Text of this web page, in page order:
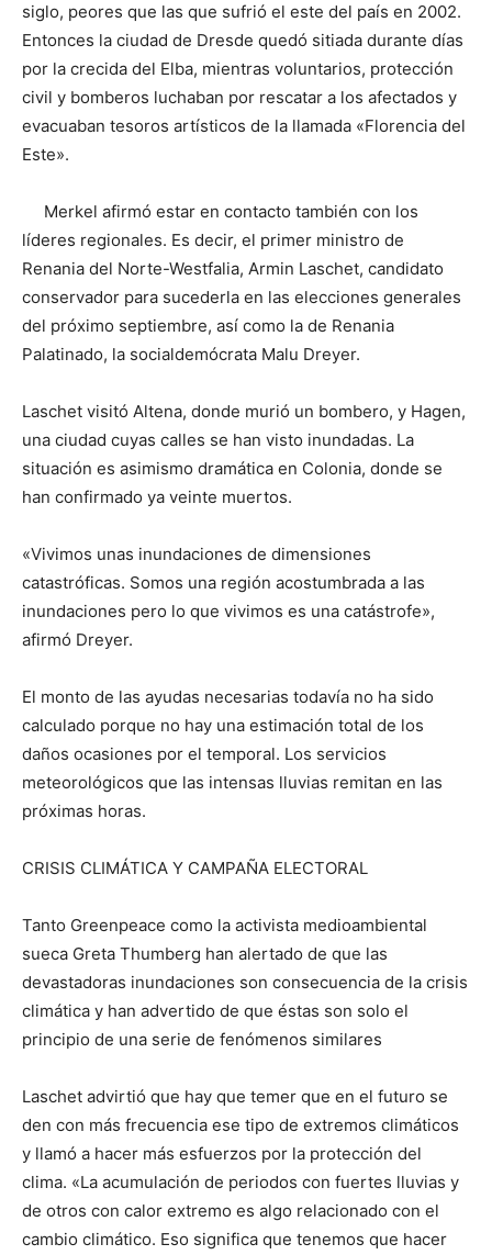
siglo, peores que las que sufrió el este del país en 2002.
Entonces la ciudad de Dresde quedó sitiada durante días
por la crecida del Elba, mientras voluntarios, protección
civil y bomberos luchaban por rescatar a los afectados y
evacuaban tesoros artísticos de la llamada «Florencia del
Este».
Merkel afirmó estar en contacto también con los
líderes regionales. Es decir, el primer ministro de
Renania del Norte-Westfalia, Armin Laschet, candidato
conservador para sucederla en las elecciones generales
del próximo septiembre, así como la de Renania
Palatinado, la socialdemócrata Malu Dreyer.
Laschet visitó Altena, donde murió un bombero, y Hagen,
una ciudad cuyas calles se han visto inundadas. La
situación es asimismo dramática en Colonia, donde se
han confirmado ya veinte muertos.
«Vivimos unas inundaciones de dimensiones
catastróficas. Somos una región acostumbrada a las
inundaciones pero lo que vivimos es una catástrofe»,
afirmó Dreyer.
El monto de las ayudas necesarias todavía no ha sido
calculado porque no hay una estimación total de los
daños ocasiones por el temporal. Los servicios
meteorológicos que las intensas lluvias remitan en las
próximas horas.
CRISIS CLIMÁTICA Y CAMPAÑA ELECTORAL
Tanto Greenpeace como la activista medioambiental
sueca Greta Thumberg han alertado de que las
devastadoras inundaciones son consecuencia de la crisis
climática y han advertido de que éstas son solo el
principio de una serie de fenómenos similares
Laschet advirtió que hay que temer que en el futuro se
den con más frecuencia ese tipo de extremos climáticos
y llamó a hacer más esfuerzos por la protección del
clima. «La acumulación de periodos con fuertes lluvias y
de otros con calor extremo es algo relacionado con el
cambio climático. Eso significa que tenemos que hacer